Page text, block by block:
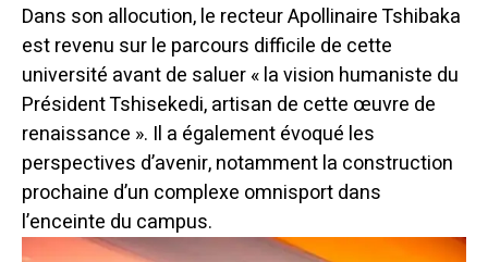
Dans son allocution, le recteur Apollinaire Tshibaka
est revenu sur le parcours difficile de cette
université avant de saluer « la vision humaniste du
Président Tshisekedi, artisan de cette œuvre de
renaissance ». Il a également évoqué les
perspectives d’avenir, notamment la construction
prochaine d’un complexe omnisport dans
l’enceinte du campus.